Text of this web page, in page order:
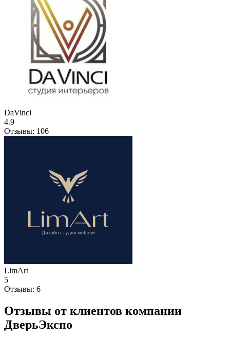
DaVinci
4.9
Отзывы: 106
LimArt
5
Отзывы: 6
Отзывы от клиентов компании
ДверьЭкспо